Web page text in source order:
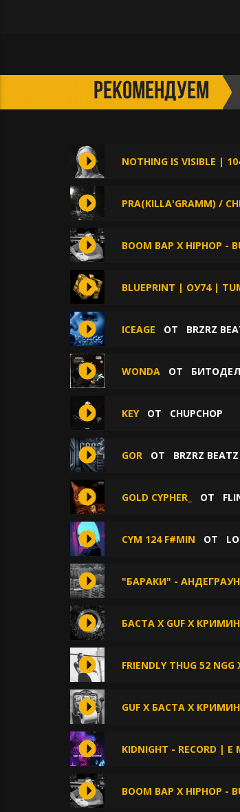
РЕКОМЕНДУЕМ
NOTHING IS VISIBLE |
PRA(KILLA'GRAMM) /
BOOM BAP X HIPHOP -
BLUEPRINT | ОУ74 |
ICEAGE ОТ BRZRZ
WONDA ОТ
KEY ОТ CHUPCHOP
GOR ОТ BRZRZ BEATZ
GOLD CYPHER_ ОТ
CYM 124 F#MIN ОТ
"БАРАКИ" -
БАСТА X GUF X
FRIENDLY THUG 52
GUF X БАСТА X
KIDNIGHT - RECORD | E
BOOM BAP X HIPHOP -